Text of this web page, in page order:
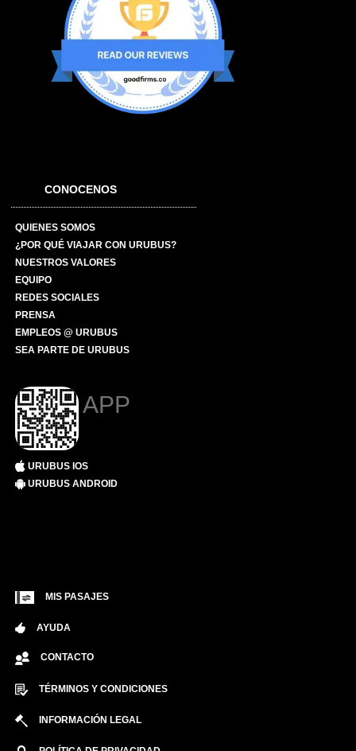
CONOCENOS
QUIENES SOMOS
¿POR QUÉ VIAJAR CON URUBUS?
NUESTROS VALORES
EQUIPO
REDES SOCIALES
PRENSA
EMPLEOS @ URUBUS
SEA PARTE DE URUBUS
APP
URUBUS IOS
URUBUS ANDROID
MIS PASAJES
AYUDA
CONTACTO
TÉRMINOS Y CONDICIONES
INFORMACIÓN LEGAL